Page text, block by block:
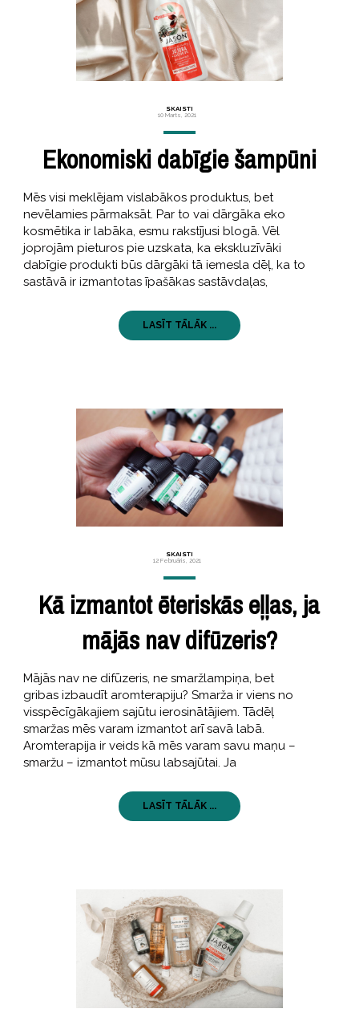
SKAISTI
10 Marts, 2021
Ekonomiski dabīgie šampūni
Mēs visi meklējam vislabākos produktus, bet
nevēlamies pārmaksāt. Par to vai dārgāka eko
kosmētika ir labāka, esmu rakstījusi blogā. Vēl
joprojām pieturos pie uzskata, ka ekskluzīvāki
dabīgie produkti būs dārgāki tā iemesla dēļ, ka to
sastāvā ir izmantotas īpašākas sastāvdaļas,
LASĪT TĀLĀK ...
SKAISTI
12 Februāris, 2021
Kā izmantot ēteriskās eļļas, ja
mājās nav difūzeris?
Mājās nav ne difūzeris, ne smaržlampiņa, bet
gribas izbaudīt aromterapiju? Smarža ir viens no
visspēcīgākajiem sajūtu ierosinātājiem. Tādēļ
smaržas mēs varam izmantot arī savā labā.
Aromterapija ir veids kā mēs varam savu maņu –
smaržu – izmantot mūsu labsajūtai. Ja
LASĪT TĀLĀK ...